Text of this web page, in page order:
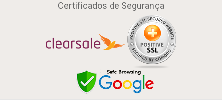
Certificados de Segurança